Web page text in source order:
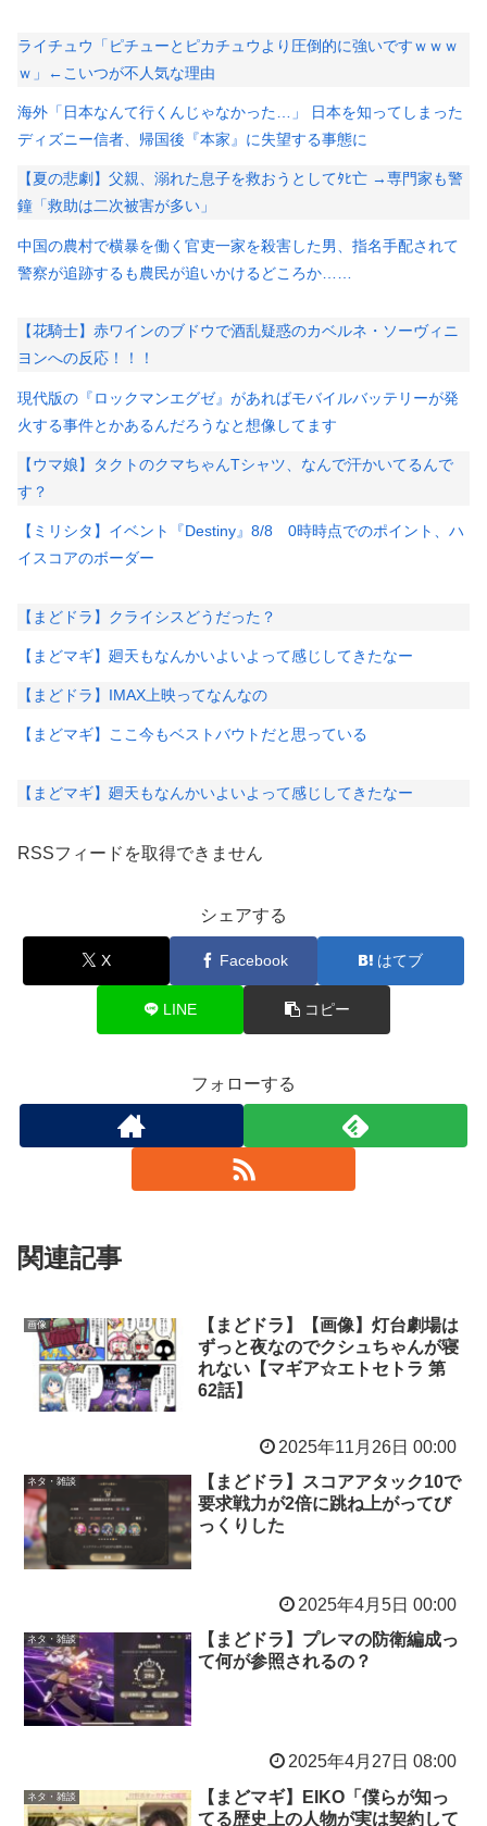
ライチュウ「ピチューとピカチュウより圧倒的に強いですｗｗｗ
ｗ」←こいつが不人気な理由
海外「日本なんて行くんじゃなかった…」 日本を知ってしまった
ディズニー信者、帰国後『本家』に失望する事態に
【夏の悲劇】父親、溺れた息子を救おうとしてﾀﾋ亡 →専門家も警
鐘「救助は二次被害が多い」
中国の農村で横暴を働く官吏一家を殺害した男、指名手配されて
警察が追跡するも農民が追いかけるどころか……
【花騎士】赤ワインのブドウで酒乱疑惑のカベルネ・ソーヴィニ
ヨンへの反応！！！
現代版の『ロックマンエグゼ』があればモバイルバッテリーが発
火する事件とかあるんだろうなと想像してます
【ウマ娘】タクトのクマちゃんTシャツ、なんで汗かいてるんで
す？
【ミリシタ】イベント『Destiny』8/8 0時時点でのポイント、ハ
イスコアのボーダー
【まどドラ】クライシスどうだった？
【まどマギ】廻天もなんかいよいよって感じしてきたなー
【まどドラ】IMAX上映ってなんなの
【まどマギ】ここ今もベストバウトだと思っている
【まどマギ】廻天もなんかいよいよって感じしてきたなー
RSSフィードを取得できません
シェアする
X Facebook はてブ
LINE コピー
フォローする
関連記事
画像
【まどドラ】【画像】灯台劇場は
ずっと夜なのでクシュちゃんが寝
れない【マギア☆エトセトラ 第
62話】
2025年11月26日 00:00
ネタ・雑談
【まどドラ】スコアアタック10で
要求戦力が2倍に跳ね上がってび
っくりした
2025年4月5日 00:00
ネタ・雑談
【まどドラ】プレマの防衛編成っ
て何が参照されるの？
2025年4月27日 08:00
ネタ・雑談
【まどマギ】EIKO「僕らが知っ
てる歴史上の人物が実は契約して